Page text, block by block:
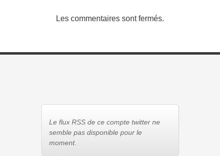
Les commentaires sont fermés.
Le flux RSS de ce compte twitter ne
semble pas disponible pour le
moment.